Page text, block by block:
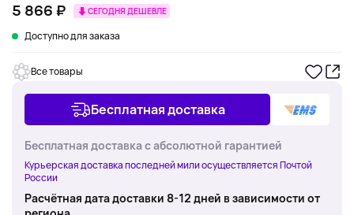
5 866 ₽ СЕГОДНЯ ДЕШЕВЛЕ
Доступно для заказа
Все товары
Бесплатная доставка
Бесплатная доставка с абсолютной гарантией
Курьерская доставка последней мили осуществляется Почтой
России
Расчётная дата доставки 8-12 дней в зависимости от